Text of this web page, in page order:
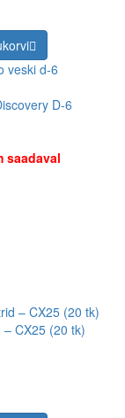
D-6
saadaval
– CX25 (20 tk)